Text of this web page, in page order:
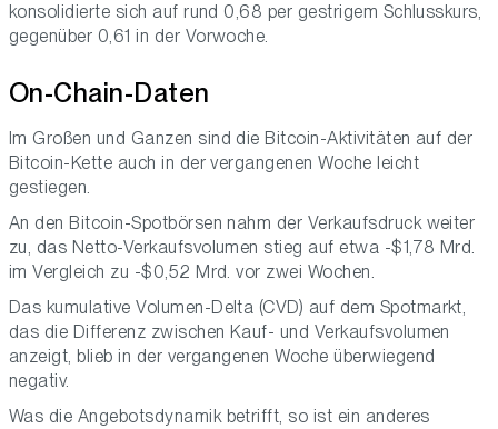
konsolidierte sich auf rund 0,68 per gestrigem Schlusskurs,
gegenüber 0,61 in der Vorwoche.
On-Chain-Daten
Im Großen und Ganzen sind die Bitcoin-Aktivitäten auf der
Bitcoin-Kette auch in der vergangenen Woche leicht
gestiegen.
An den Bitcoin-Spotbörsen nahm der Verkaufsdruck weiter
zu, das Netto-Verkaufsvolumen stieg auf etwa -$1,78 Mrd.
im Vergleich zu -$0,52 Mrd. vor zwei Wochen.
Das kumulative Volumen-Delta (CVD) auf dem Spotmarkt,
das die Differenz zwischen Kauf- und Verkaufsvolumen
anzeigt, blieb in der vergangenen Woche überwiegend
negativ.
Was die Angebotsdynamik betrifft, so ist ein anderes